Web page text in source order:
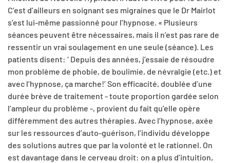
C’est d’ailleurs en soignant ses migraines que le Dr Mairlot
s’est lui-même passionné pour l’hypnose. « Plusieurs
séances peuvent être nécessaires, mais il n’est pas rare de
ressentir un vrai soulagement en une seule (séance). Les
patients disent: ‘ Depuis des années, j’essaie de résoudre
mon problème de phobie, de boulimie, de névralgie (etc.) et
avec l’hypnose, ça marche!’ Son efficacité, doublée d’une
durée brève de traitement - toute proportion gardée selon
l’ampleur du problème -, provient du fait qu’elle opère
différemment des autres thérapies. Avec l’hypnose, axée
sur les ressources d’auto-guérison, l’individu développe
des solutions autres que par la volonté et le rationnel. On
est davantage dans le cerveau droit: on a plus d’intuition,